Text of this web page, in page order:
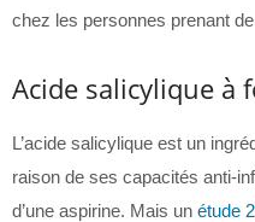
chez les personnes prenant de
Acide salicylique à
L’acide salicylique est un
raison de ses capacités anti-
d’une aspirine. Mais un étude